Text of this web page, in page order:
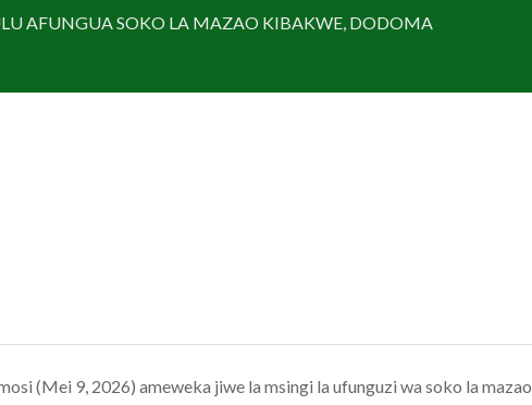
AFUNGUA SOKO LA MAZAO KIBAKWE, DODOMA
(Mei 9, 2026) ameweka jiwe la msingi la ufunguzi wa soko la mazao